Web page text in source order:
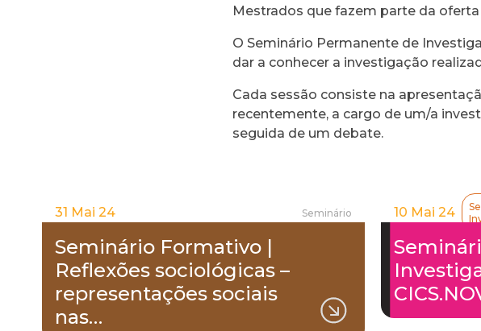
Mestrados que fazem parte da oferta
O Seminário Permanente de
dar a conhecer a investigação
Cada sessão consiste na
recentemente, a cargo de um/a
seguida de um debate.
31 Mai 24 Seminário
Seminário Formativo |
Reflexões sociológicas –
representações sociais
nas…
10 Mai 24